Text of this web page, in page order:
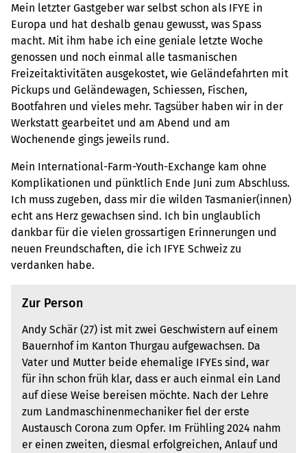
Mein letzter Gastgeber war selbst schon als IFYE in
Europa und hat deshalb genau gewusst, was Spass
macht. Mit ihm habe ich eine geniale letzte Woche
genossen und noch einmal alle tasmanischen
Freizeitaktivitäten ausgekostet, wie Geländefahrten mit
Pickups und Geländewagen, Schiessen, Fischen,
Bootfahren und vieles mehr. Tagsüber haben wir in der
Werkstatt gearbeitet und am Abend und am
Wochenende gings jeweils rund.
Mein International-Farm-Youth-Exchange kam ohne
Komplikationen und pünktlich Ende Juni zum Abschluss.
Ich muss zugeben, dass mir die wilden Tasmanier(innen)
echt ans Herz gewachsen sind. Ich bin unglaublich
dankbar für die vielen grossartigen Erinnerungen und
neuen Freundschaften, die ich IFYE Schweiz zu
verdanken habe.
Zur Person
Andy Schär (27) ist mit zwei Geschwistern auf einem
Bauernhof im Kanton Thurgau aufgewachsen. Da
Vater und Mutter beide ehemalige IFYEs sind, war
für ihn schon früh klar, dass er auch einmal ein Land
auf diese Weise bereisen möchte. Nach der Lehre
zum Landmaschinenmechaniker fiel der erste
Austausch Corona zum Opfer. Im Frühling 2024 nahm
er einen zweiten, diesmal erfolgreichen, Anlauf und